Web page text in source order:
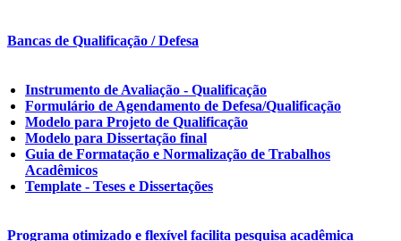
Bancas de Qualificação / Defesa
Instrumento de Avaliação - Qualificação
Formulário de Agendamento de Defesa/Qualificação
Modelo para Projeto de Qualificação
Modelo para Dissertação final
Guia de Formatação e Normalização de Trabalhos
Acadêmicos
Template - Teses e Dissertações
Programa otimizado e flexível facilita pesquisa acadêmica